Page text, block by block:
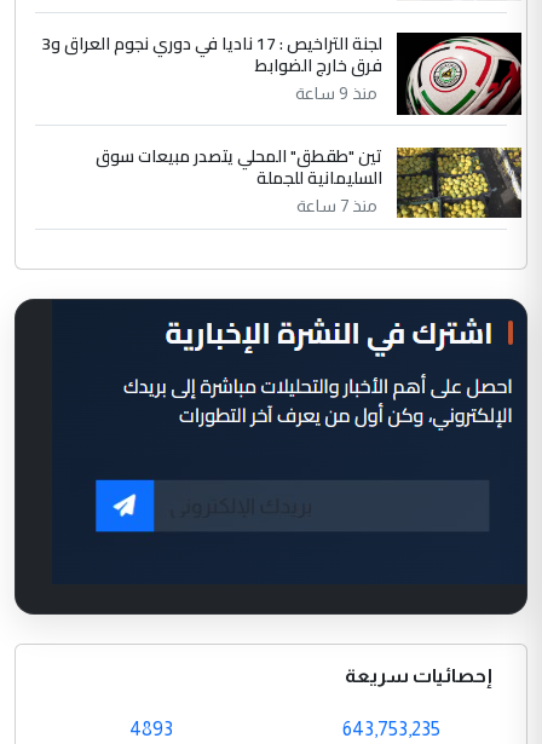
لجنة التراخيص : 17 ناديا في دوري نجوم العراق و3
فرق خارج الضوابط
منذ 9 ساعة
تين "طقطق" المحلي يتصدر مبيعات سوق
السليمانية للجملة
منذ 7 ساعة
إحصائيات سريعة
643,753,235
4893